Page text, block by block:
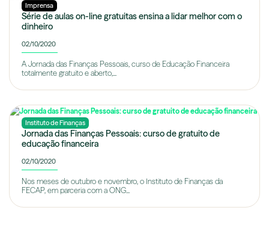
Imprensa
Série de aulas on-line gratuitas ensina a lidar melhor com o
dinheiro
02/10/2020
A Jornada das Finanças Pessoais, curso de Educação Financeira
totalmente gratuito e aberto,...
Instituto de Finanças
Jornada das Finanças Pessoais: curso de gratuito de
educação financeira
02/10/2020
Nos meses de outubro e novembro, o Instituto de Finanças da
FECAP, em parceria com a ONG...